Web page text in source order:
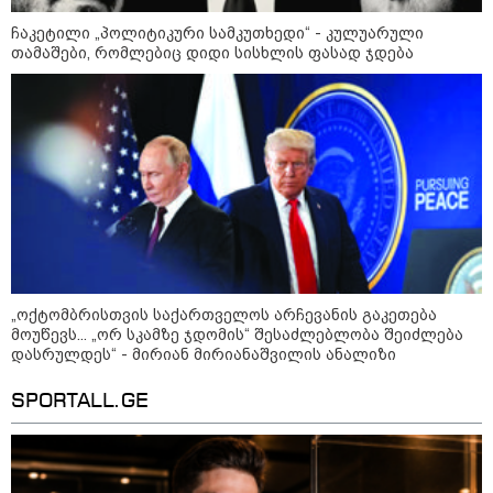
10:52 / 06-08-2026
ვაშინგტონს რაკეტების დეფიციტი აქვს? -
მედიის ცნობით, დონალდ ტრამპი პიტ
23:15 / 06-08-2026
“არ მინდა, ბაიდენივით
სცენიდან გადავარდეს“ -
ჩაკეტილი „პოლიტიკური სამკუთხედი“ - კულუარული
თამაშები, რომლებიც დიდი სისხლის ფასად ჯდება
„ოქტომბრისთვის საქართველოს არჩევანის გაკეთება
მოუწევს... „ორ სკამზე ჯდომის“ შესაძლებლობა შეიძლება
დასრულდეს“ - მირიან მირიანაშვილის ანალიზი
SPORTALL.GE